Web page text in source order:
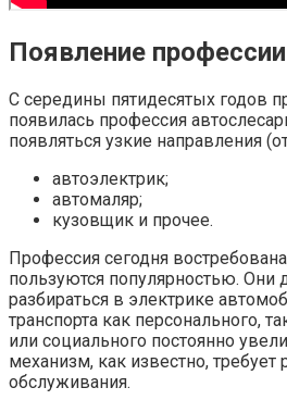
Появление
С середины пятидесятых годов
появилась профессия
появляться узкие направления
автоэлектрик;
автомаляр;
кузовщик и прочее.
Профессия сегодня
пользуются популярностью.
разбираться в электрике
транспорта как персонального,
или социального постоянно
механизм, как известно, требует
обслуживания.